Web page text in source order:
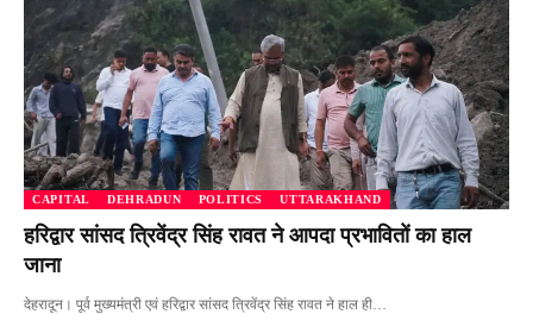
CAPITAL DEHRADUN POLITICS UTTARAKHAND
हरिद्वार सांसद त्रिवेंद्र सिंह रावत ने आपदा प्रभावितों का हाल
जाना
देहरादून। पूर्व मुख्यमंत्री एवं हरिद्वार सांसद त्रिवेंद्र सिंह रावत ने हाल ही…